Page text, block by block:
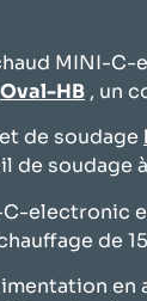
MINI-C-
Oval-HB , un
de soudage
de
electronic
de
en